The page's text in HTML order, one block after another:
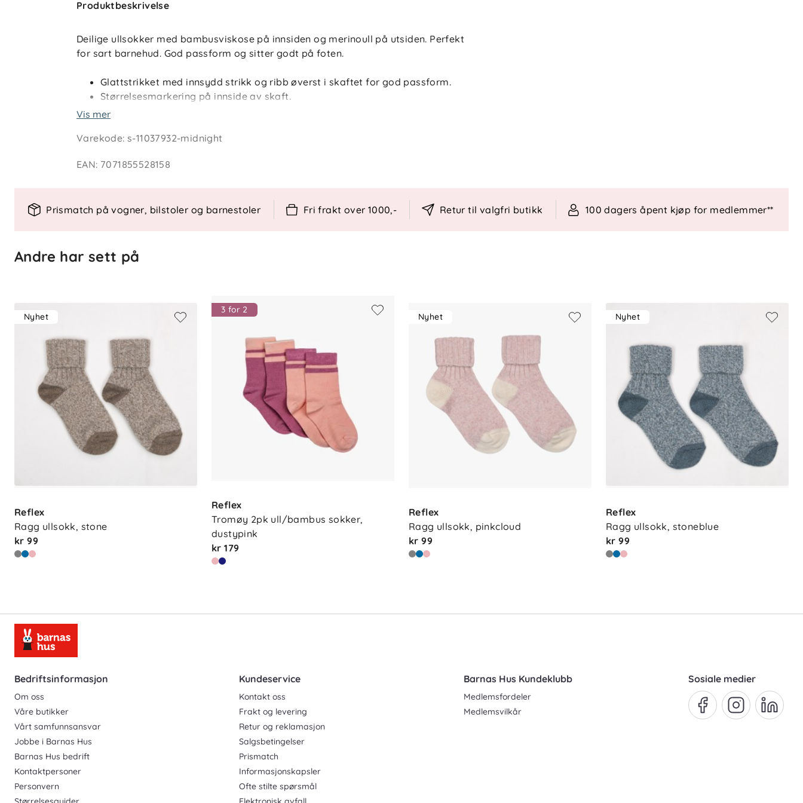
Produktbeskrivelse
Deilige ullsokker med bambusviskose på innsiden og merinoull på utsiden. Perfekt
for sart barnehud. God passform og sitter godt på foten.
Glattstrikket med innsydd strikk og ribb øverst i skaftet for god passform.
Størrelsesmarkering på innside av skaft.
All ullen vi benytter er mulesingfri og sertifisert ihht etiske retningslinjer for
Str. 13-15 til 34-36.
Vaskeanvisning: Maskinvask 30 grader, ullprogram.
heng plagget til lufting når nødvendig. Dette vil forlenge levetiden på plagget,
Vis mer
Varekode:s-11037932-midnight
EAN: 7071855528158
Prismatch på vogner, bilstoler og barnestoler Fri frakt over 1000,- Retur til valgfri butikk 100 dagers åpent kjøp for medlemmer**
Andre har sett på
Nyhet
Reflex
Ragg ullsokk, stone
kr 99
3 for 2
Reflex
Tromøy 2pk ull/bambus sokker,
dustypink
kr 179
Nyhet
Reflex
Ragg ullsokk, pinkcloud
kr 99
Nyhet
Reflex
Ragg ullsokk, stoneblue
kr 99
Bedriftsinformasjon
Om oss
Våre butikker
Vårt samfunnsansvar
Jobbe i Barnas Hus
Barnas Hus bedrift
Kontaktpersoner
Personvern
Kundeservice
Kontakt oss
Frakt og levering
Retur og reklamasjon
Salgsbetingelser
Prismatch
Informasjonskapsler
Ofte stilte spørsmål
Barnas Hus Kundeklubb
Medlemsfordeler
Medlemsvilkår
Sosiale medier